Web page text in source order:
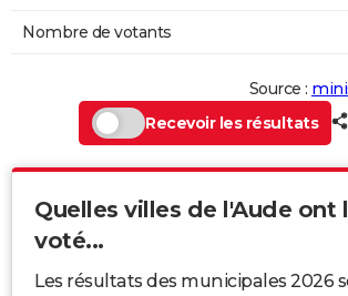
Nombre de votants
Source :
Recevoir les résultats
Quelles villes de l'Aude ont
voté...
Les résultats des municipales 2026